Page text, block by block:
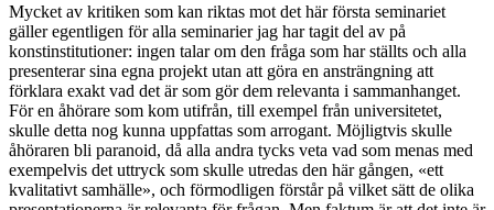
Mycket av kritiken som kan riktas mot det här första seminariet
gäller egentligen för alla seminarier jag har tagit del av på
konstinstitutioner: ingen talar om den fråga som har ställts och alla
presenterar sina egna projekt utan att göra en ansträngning att
förklara exakt vad det är som gör dem relevanta i sammanhanget.
För en åhörare som kom utifrån, till exempel från universitetet,
skulle detta nog kunna uppfattas som arrogant. Möjligtvis skulle
åhöraren bli paranoid, då alla andra tycks veta vad som menas med
exempelvis det uttryck som skulle utredas den här gången, «ett
kvalitativt samhälle», och förmodligen förstår på vilket sätt de olika